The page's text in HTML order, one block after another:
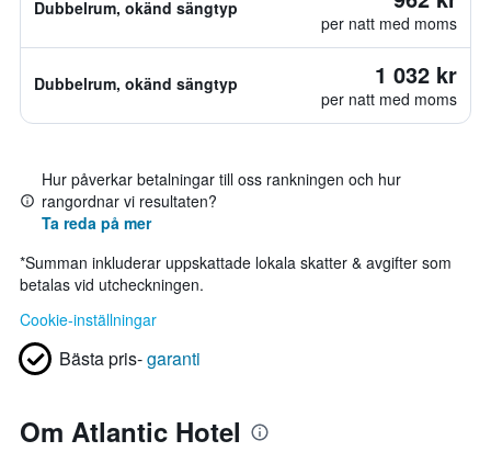
Dubbelrum, okänd sängtyp
per natt med moms
Dubbelrum, okänd sängtyp 1 032 kr
per natt med moms
Hur påverkar betalningar till oss rankningen och hur
rangordnar vi resultaten?
Ta reda på mer
*Summan inkluderar uppskattade lokala skatter & avgifter som
betalas vid utcheckningen.
Cookie-inställningar
Bästa pris-garanti
Om Atlantic Hotel